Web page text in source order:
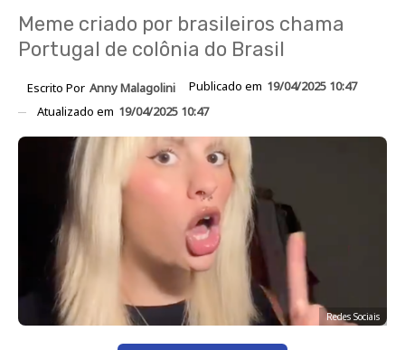
Meme criado por brasileiros chama
Portugal de colônia do Brasil
Escrito Por Anny Malagolini Publicado em 19/04/2025 10:47
Atualizado em 19/04/2025 10:47
Redes Sociais